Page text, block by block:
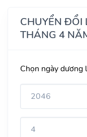
CHUYỂN ĐỔI
THÁNG 4
Chọn ngày dương